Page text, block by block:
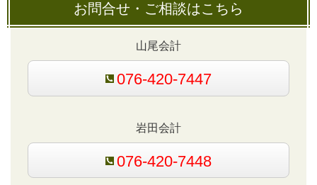
お問合せ・ご相談はこちら
山尾会計
076-420-7447
岩田会計
076-420-7448